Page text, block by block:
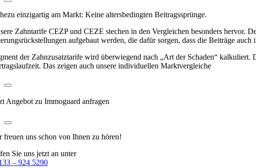
einzigartig am Markt: Keine altersbedingten Beitragssprünge.
Zahntarife CEZP und CEZE stechen in den Vergleichen besonders hervor.
aufgebaut werden, die dafür sorgen, dass die Beiträge
der Zahnzusatztarife wird überwiegend nach „Art der Schaden“
Das zeigen auch unsere individuellen Marktvergleiche
Angebot zu Immoguard anfragen
freuen uns schonvon Ihnen zu hören!
Sie uns jetzt an unter
– 924 5290